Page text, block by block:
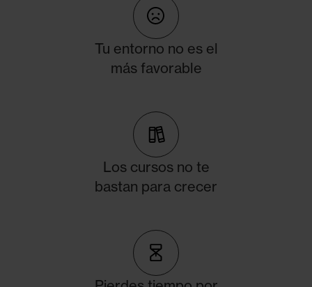
Tu entorno no es el
más favorable
Los cursos no te
bastan para crecer